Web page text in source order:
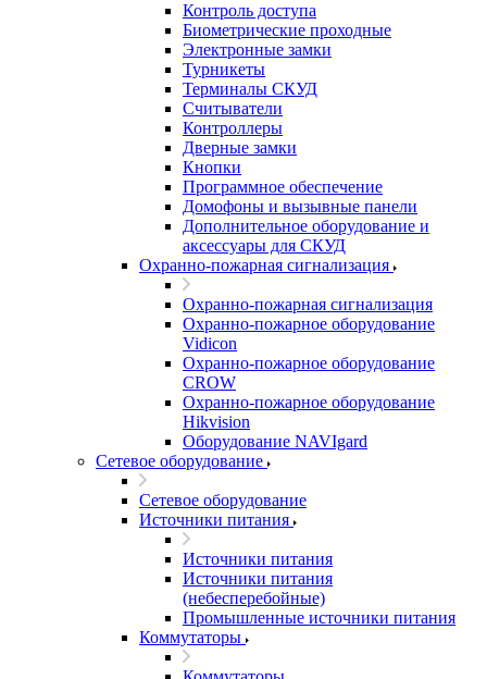
Контроль доступа
Биометрические проходные
Электронные замки
Турникеты
Терминалы СКУД
Считыватели
Контроллеры
Дверные замки
Кнопки
Программное обеспечение
Домофоны и вызывные панели
Дополнительное оборудование и
аксессуары для СКУД
Охранно-пожарная сигнализация
Охранно-пожарная сигнализация
Охранно-пожарное оборудование
Vidicon
Охранно-пожарное оборудование
CROW
Охранно-пожарное оборудование
Hikvision
Оборудование NAVIgard
Сетевое оборудование
Сетевое оборудование
Источники питания
Источники питания
Источники питания
(небесперебойные)
Промышленные источники питания
Коммутаторы